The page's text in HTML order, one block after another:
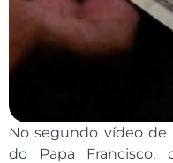
No segundo vídeo de
do Papa Francisco,